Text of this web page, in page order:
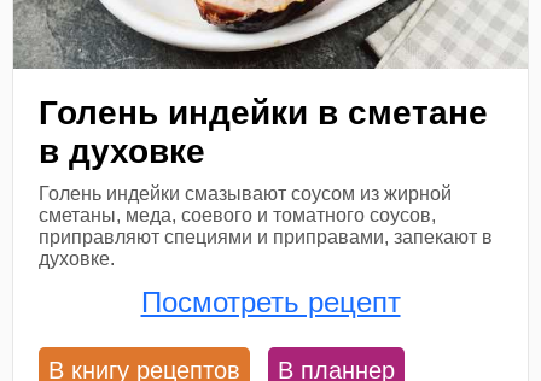
Голень индейки в сметане
в духовке
Голень индейки смазывают соусом из жирной
сметаны, меда, соевого и томатного соусов,
приправляют специями и приправами, запекают в
духовке.
Посмотреть рецепт
В книгу рецептов В планнер